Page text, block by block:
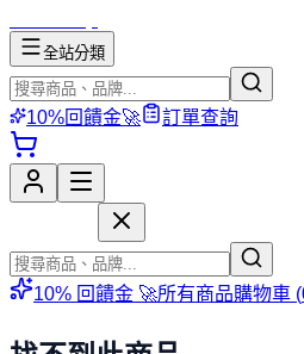
全站分類
10%回饋金🚀 訂單查詢
10% 回饋金 🚀所有商品購物車 (